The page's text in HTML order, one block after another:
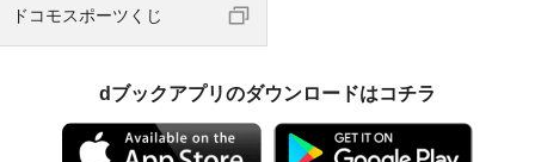
ドコモスポーツくじ
dブックアプリのダウンロードはコチラ